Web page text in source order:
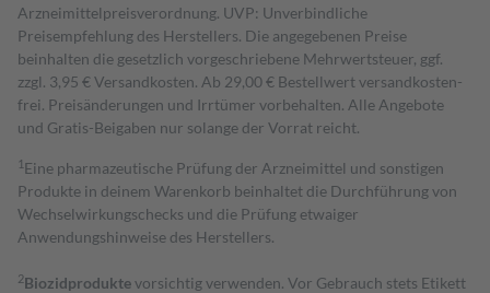
Arzneimittelpreisverordnung. UVP: Unverbindliche
Preisempfehlung des Herstellers. Die angegebenen Preise
beinhalten die gesetzlich vorgeschriebene Mehrwertsteuer, ggf.
zzgl. 3,95 € Versandkosten. Ab 29,00 € Bestell­wert versand­kosten­
frei. Preisänderungen und Irrtümer vorbehalten. Alle Angebote
und Gratis-Beigaben nur solange der Vorrat reicht.
1 Eine pharmazeutische Prüfung der Arzneimittel und sonstigen
Produkte in deinem Warenkorb beinhaltet die Durchführung von
Wechselwirkungschecks und die Prüfung etwaiger
Anwendungshinweise des Herstellers.
2Biozidproduktevorsichtig verwenden. Vor Gebrauch stets Etikett